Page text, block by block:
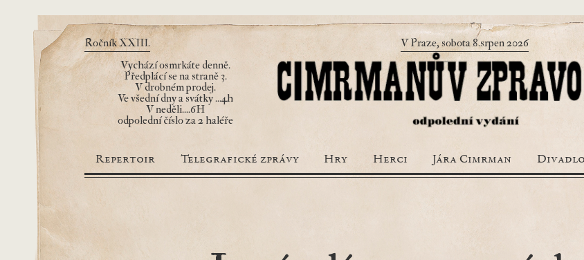
Ročník XXIII. V Praze, sobota 8.srpen 2026
Vychází osmrkáte denně.
Předplácí se na straně 3.
V drobném prodej.
Ve všední dny a svátky ...4h
V neděli....6H
odpolední číslo za 2 haléře
Repertoir Telegrafické zprávy Hry Herci Jára Cimrman Divadlo